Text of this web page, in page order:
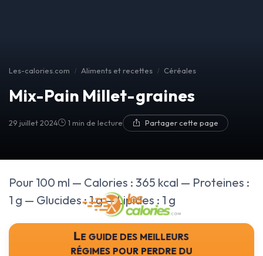
Les-calories.com Aliments et recettes Céréales
Mix-Pain Millet-graines
29 juillet 2024 1 min de lecture Partager cette page
Pour 100 ml — Calories : 365 kcal — Proteines :
1 g — Glucides : 1 g — Lipides : 1 g
Le guide des meilleurs
régimes pour perdre du